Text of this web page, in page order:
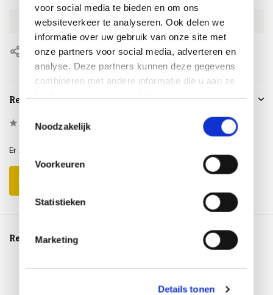
voor social media te bieden en om ons
websiteverkeer te analyseren. Ook delen we
informatie over uw gebruik van onze site met
onze partners voor social media, adverteren en
analyse. Deze partners kunnen deze gegevens
combineren met andere informatie die u aan ze
Noodzakelijk
Voorkeuren
Statistieken
Marketing
Details tonen
EAN 8720039166578
Delen
Reviews
0/ Based on 0 reviews
Er zijn nog geen reviews geschreven over dit product..
Schrijf je eigen review
Reeds bekeken